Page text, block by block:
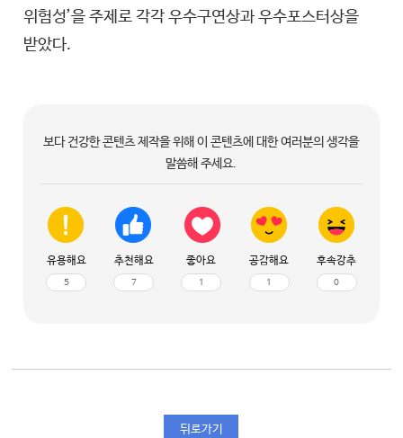
위험성’을 주제로 각각 우수구연상과 우수포스터상을
받았다.
보다 건강한 콘텐츠 제작을 위해 이 콘텐츠에 대한 여러분의 생각을
말씀해 주세요.
유용해요
5
추천해요
7
좋아요
1
공감해요
1
후속강추
0
뒤로가기